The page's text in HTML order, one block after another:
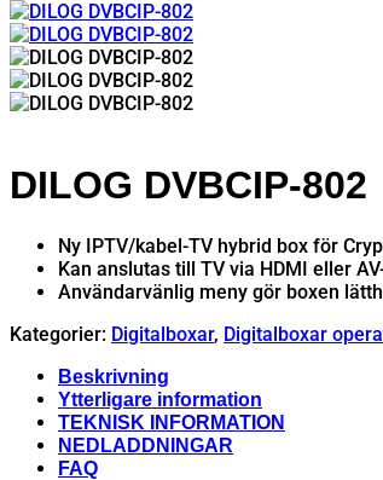
DILOG DVBCIP-802
Ny IPTV/kabel-TV hybrid box för
Kan anslutas till TV via HDMI eller
Användarvänlig meny gör boxen
Kategorier: Digitalboxar, Digitalboxar
Beskrivning
Ytterligare information
TEKNISK INFORMATION
NEDLADDNINGAR
FAQ